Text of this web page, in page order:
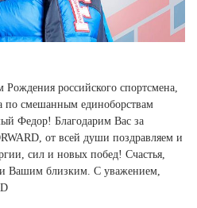
Рождения российского спортсмена,
по смешанным единоборствам
Федор! Благодарим Вас за
от всей души поздравляем и
сил и новых побед! Счастья,
и Вашим близким. С уважением,